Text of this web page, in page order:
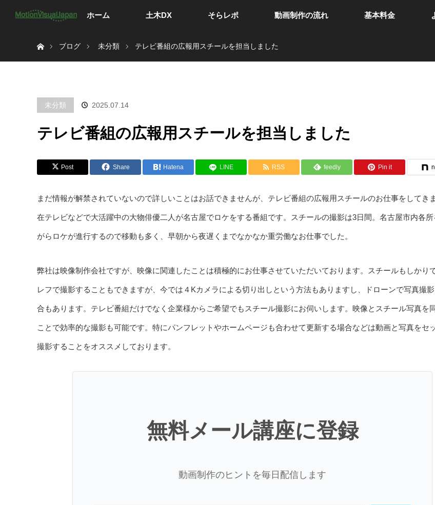
ホーム 土木DX そらレポ 動画制作の流れ 基本料金
ブログ
未分類 テレビ番組の広報用スチールを担当しました
未分類 2025.07.14
テレビ番組の広報用スチールを担当しました
Post Share Hatena LINE RSS feedly Pin it
まだ情報が解禁されていないので詳しいことはお話できませんが、テレビ番組の広報用スチールのお仕事をしてき
在テレビなどで大活躍中の大物俳優二人が名古屋でロケをする番組です。スチールの撮影は3日間。名古屋市内各所
がらロケが進行するので移動も多く、早朝から夜遅くまでなかなか重労働なお仕事でした。
弊社は映像制作会社ですが、映像に関連したことは積極的にお仕事させていただいております。スチールもしかり
レフで撮影することもできますが、今では４Kカメラによる切り出しという方法もありますし、ドローンで写真撮
合もあります。テレビ番組だけでなく企業様からご希望でもスチール撮影にお伺いします。映像とスチール写真を
ことで効率的な撮影も可能です。特にパンフレットやホームページも合わせて更新する場合などは動画と写真をセ
撮影することをオススメしております。
無料メール講座に登録
動画制作のヒントを毎日配信します